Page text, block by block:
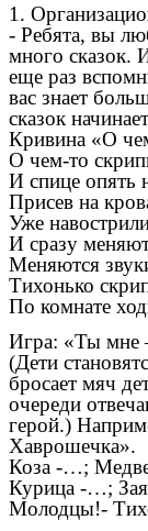
1.
- Ребята, вы
много сказок.
еще раз
вас знает
сказок
Кривина «О
О чем-то
И спице опять
Присев на
Уже
И сразу
Меняются
Тихонько
По комнате
Игра: «Ты мне
(Дети
бросает мяч
очереди
герой.)
Хаврошечка».
Коза -…;
Курица -…;
Молодцы!-